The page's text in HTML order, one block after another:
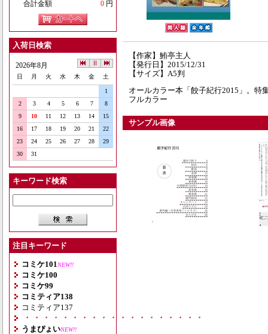
合計金額
0 円
入荷日検索
2026年8月
日 月 火 水 木 金 土
1
2
3 4 5 6 7
8
9
10 11 12 13 14
15
16
17 18 19 20 21
22
23
24 25 26 27 28
29
30
31
キーワード検索
注目キーワード
コミケ101 NEW!!
コミケ100
コミケ99
コミティア138
コミティア137
・・・・・・・・・・・・・・・・・・・
うまぴょいNEW!!
【作家】鮪亭主人
【発行日】2015/12/31
【サイズ】A5判
オールカラー本「餃子紀行2015」。特
フルカラー
サンプル画像